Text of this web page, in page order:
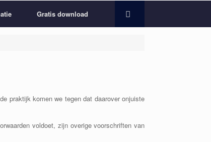
Gratis download
praktijk komen we tegen dat daarover onjuiste
voldoet, zijn overige voorschriften van